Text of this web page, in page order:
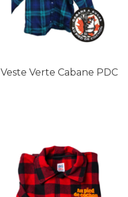
Veste Verte Cabane PDC